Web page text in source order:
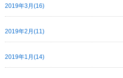
2019年3月(16)
2019年2月(11)
2019年1月(14)